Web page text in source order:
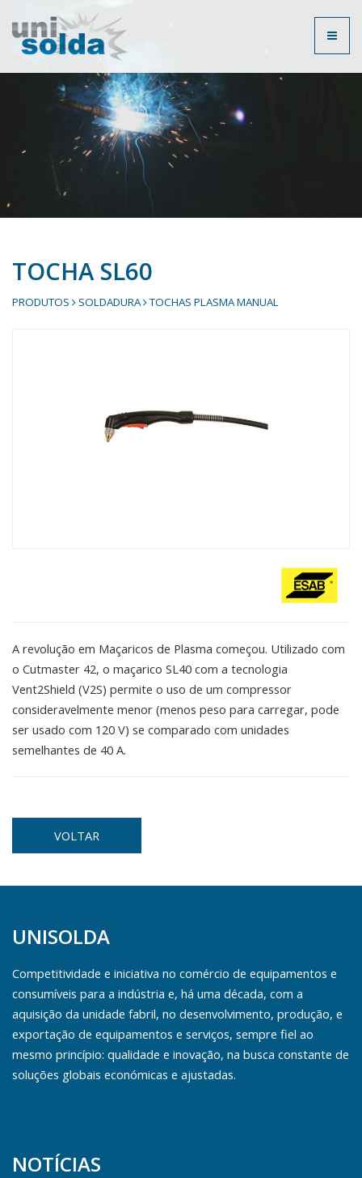
Toggle
TOCHA SL60
PRODUTOS SOLDADURA TOCHAS PLASMA MANUAL
A revolução em Maçaricos de Plasma começou. Utilizado com
o Cutmaster 42, o maçarico SL40 com a tecnologia
Vent2Shield (V2S) permite o uso de um compressor
consideravelmente menor (menos peso para carregar, pode
ser usado com 120 V) se comparado com unidades
semelhantes de 40 A.
VOLTAR
UNISOLDA
Competitividade e iniciativa no comércio de equipamentos e
consumíveis para a indústria e, há uma década, com a
aquisição da unidade fabril, no desenvolvimento, produção, e
exportação de equipamentos e serviços, sempre fiel ao
mesmo princípio: qualidade e inovação, na busca constante de
soluções globais económicas e ajustadas.
NOTÍCIAS